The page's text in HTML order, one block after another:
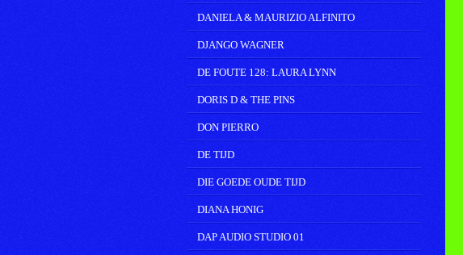
DANIELA & MAURIZIO ALFINITO
DJANGO WAGNER
DE FOUTE 128: LAURA LYNN
DORIS D & THE PINS
DON PIERRO
DE TIJD
DIE GOEDE OUDE TIJD
DIANA HONIG
DAP AUDIO STUDIO 01